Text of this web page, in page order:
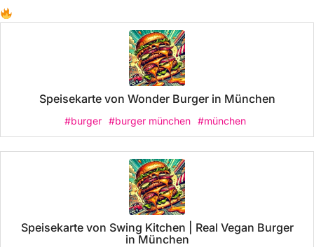
Speisekarte von Wonder Burger in München
#burger #burger münchen #münchen
Speisekarte von Swing Kitchen | Real Vegan Burger
in München